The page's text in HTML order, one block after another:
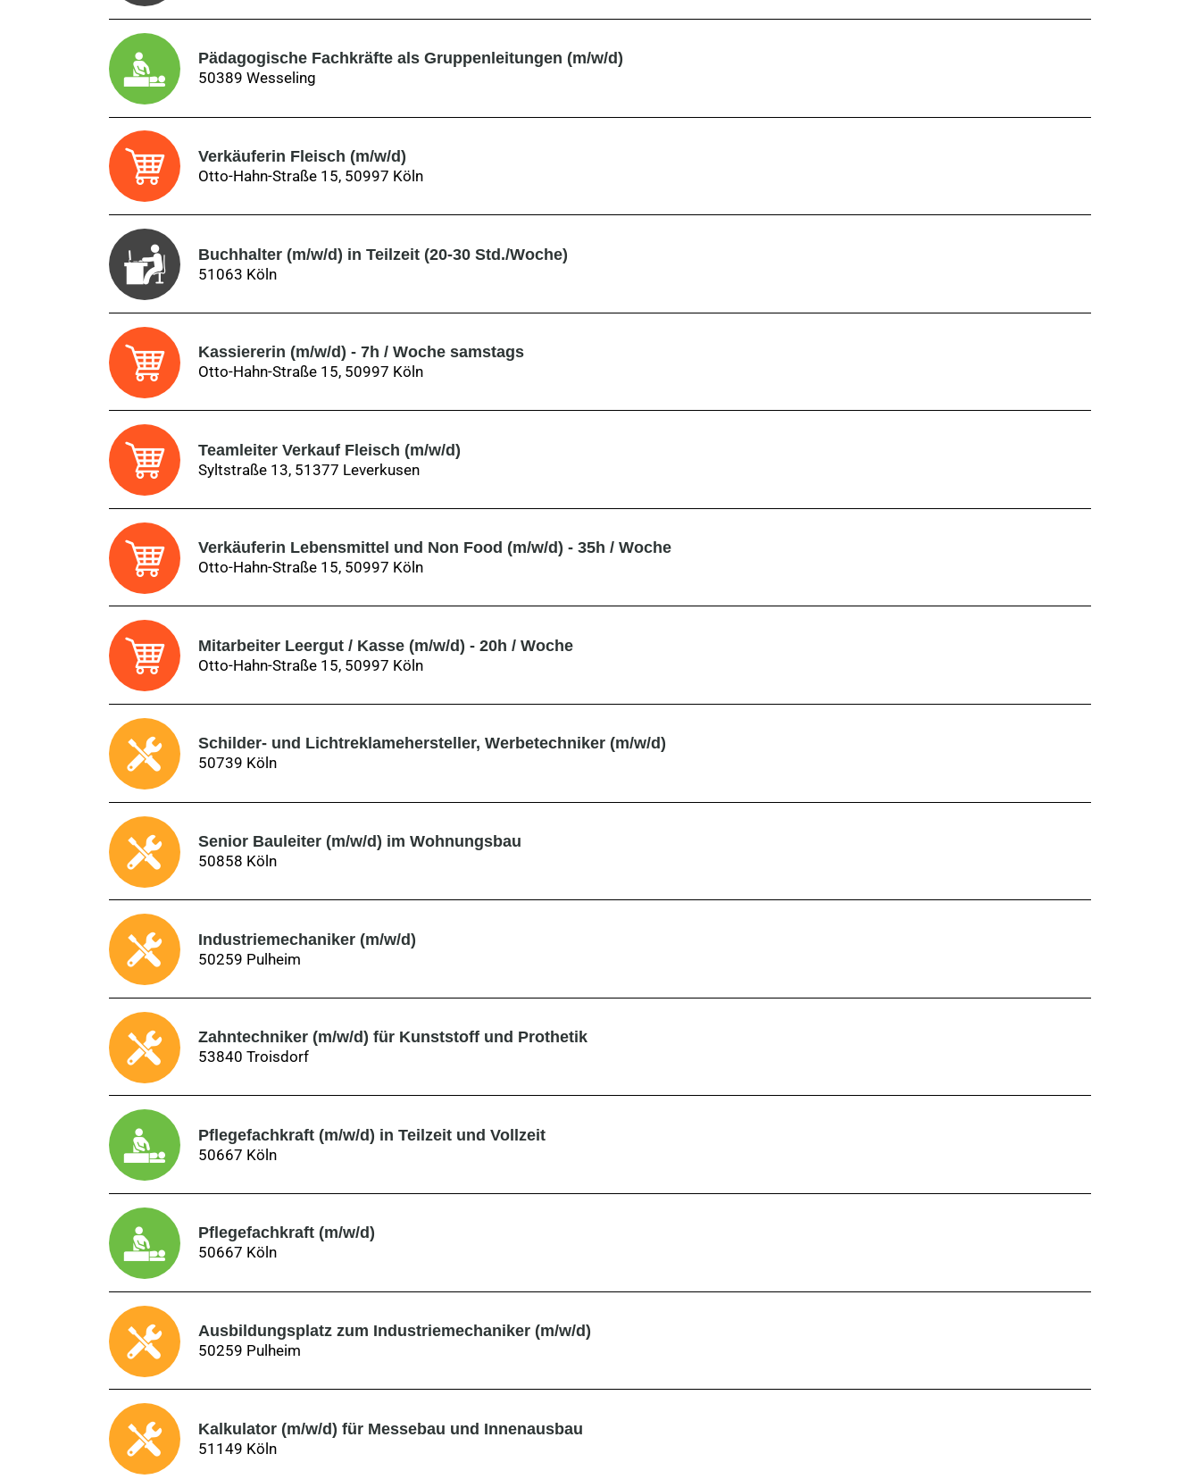
Pädagogische Fachkräfte als Gruppenleitungen (m/w/d)
50389 Wesseling
Verkäuferin Fleisch (m/w/d)
Otto-Hahn-Straße 15, 50997 Köln
Buchhalter (m/w/d) in Teilzeit (20-30 Std./Woche)
51063 Köln
Kassiererin (m/w/d) - 7h / Woche samstags
Otto-Hahn-Straße 15, 50997 Köln
Teamleiter Verkauf Fleisch (m/w/d)
Syltstraße 13, 51377 Leverkusen
Verkäuferin Lebensmittel und Non Food (m/w/d) - 35h / Woche
Otto-Hahn-Straße 15, 50997 Köln
Mitarbeiter Leergut / Kasse (m/w/d) - 20h / Woche
Otto-Hahn-Straße 15, 50997 Köln
Schilder- und Lichtreklamehersteller, Werbetechniker (m/w/d)
50739 Köln
Senior Bauleiter (m/w/d) im Wohnungsbau
50858 Köln
Industriemechaniker (m/w/d)
50259 Pulheim
Zahntechniker (m/w/d) für Kunststoff und Prothetik
53840 Troisdorf
Pflegefachkraft (m/w/d) in Teilzeit und Vollzeit
50667 Köln
Pflegefachkraft (m/w/d)
50667 Köln
Ausbildungsplatz zum Industriemechaniker (m/w/d)
50259 Pulheim
Kalkulator (m/w/d) für Messebau und Innenausbau
51149 Köln